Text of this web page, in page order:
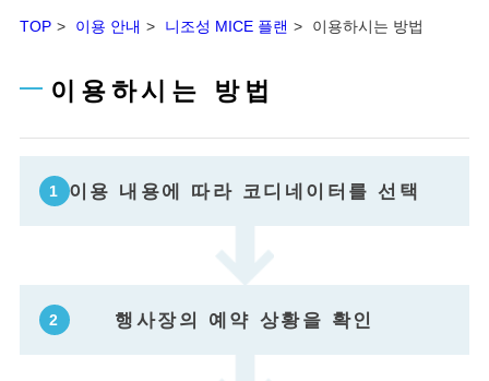
TOP 이용 안내 니조성 MICE 플랜 이용하시는 방법
이용하시는 방법
이용 내용에 따라 코디네이터를 선택
행사장의 예약 상황을 확인